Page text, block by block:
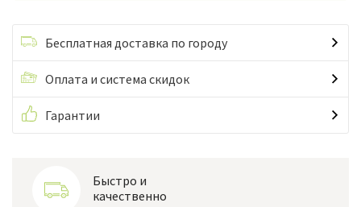
Бесплатная доставка по городу
Оплата и система скидок
Гарантии
Быстро и
качественно